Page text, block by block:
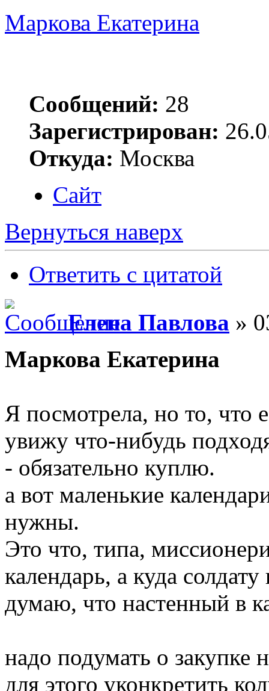
Маркова Екатерина
Сообщений: 28
Зарегистрирован:
Откуда: Москва
Сайт
Вернуться наверх
Ответить с цитатой
Елена Павлова »
Маркова Екатерина
Я посмотрела, но то, что
увижу что-нибудь
- обязательно куплю.
а вот маленькие
нужны.
Это что, типа,
календарь, а куда солдату
думаю, что настенный в
надо подумать о
для этого уконкретить